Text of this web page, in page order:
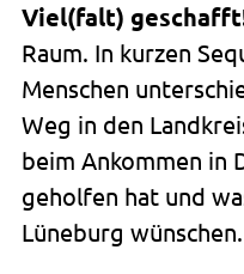
Viel(falt)
Raum. In kurzen
Menschen
Weg in den
beim Ankommen in
geholfen hat und
Lüneburg wünschen.